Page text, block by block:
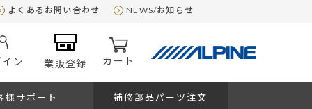
よくあるお問い合わせ NEWS/お知らせ
ン 業販登録 カート
様サポート 補修部品パーツ注文